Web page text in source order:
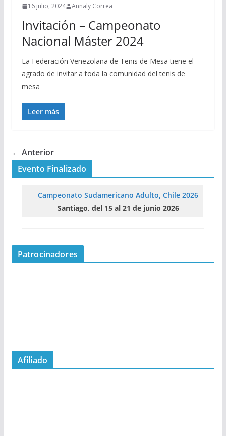
16 julio, 2024 Annaly Correa
Invitación – Campeonato
Nacional Máster 2024
La Federación Venezolana de Tenis de Mesa tiene el
agrado de invitar a toda la comunidad del tenis de
mesa
Leer más
← Anterior
Evento Finalizado
Campeonato Sudamericano Adulto, Chile 2026
Santiago, del 15 al 21 de junio 2026
Patrocinadores
Afiliado